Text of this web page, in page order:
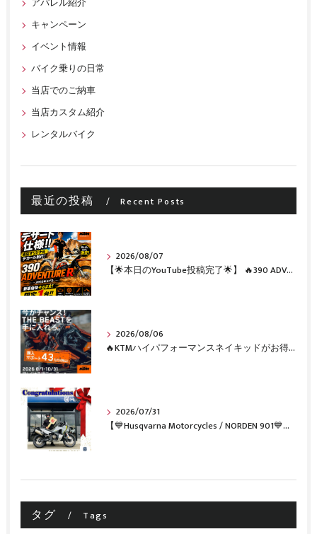
アパレル紹介
キャンペーン
イベント情報
バイク乗りの日常
当店でのご納車
当店カスタム紹介
レンタルバイク
最近の投稿 Recent Posts
2026/08/07
【🌟本日のYouTube投稿完了🌟】 🔥390 ADVENTURE R × KTM山形 オリジナルデカール仕様誕生🔥
2026/08/06
🔥KTMハイパフォーマンスネイキッドがお得に手に入るチャンス🔥
2026/07/31
【💙Husqvarna Motorcycles / NORDEN 901💙】 ご納車おめでとうございます🎉✨
タグ Tags